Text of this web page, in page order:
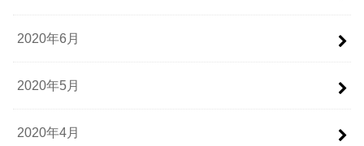
2020年6月
2020年5月
2020年4月